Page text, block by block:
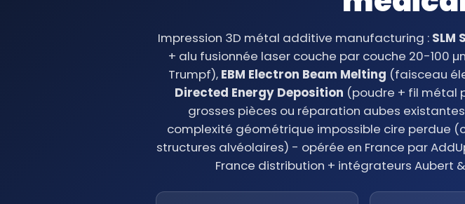
Impression 3D métal additive manufacturing : SLM
+ alu fusionnée laser couche par couche 20-100
Trumpf), EBM Electron Beam Melting (faisceau
Directed Energy Deposition (poudre + fil métal
grosses pièces ou réparation aubes
complexité géométrique impossible cire perdue
structures alvéolaires) - opérée en France par
France distribution + intégrateurs Aubert